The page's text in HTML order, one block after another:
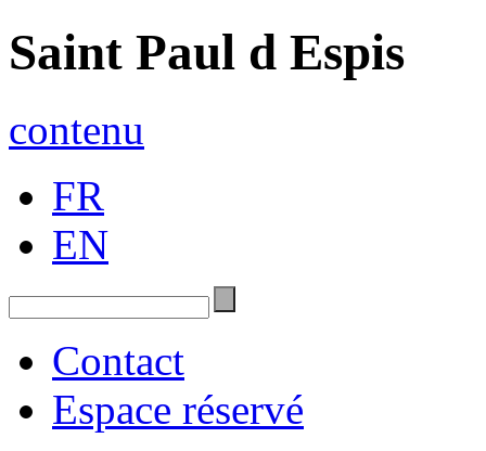
Saint Paul d Espis
contenu
FR
EN
Contact
Espace réservé